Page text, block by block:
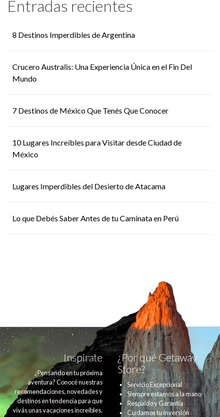
Entradas recientes
8 Destinos Imperdibles de Argentina
Crucero Australis: Una Experiencia Única en el Fin Del
Mundo
7 Destinos de México Que Tenés Que Conocer
10 Lugares Increíbles para Visitar desde Ciudad de
México
Lugares Imperdibles del Desierto de Atacama
Lo que Debés Saber Antes de tu Caminata en Perú
Inspirate
¿Pensando en tu próxima
aventura? Conocé nuestras
recomendaciones, novedades y
destinos en tendencia para que
vivás unas vacaciones increíbles.
¿Por qué Getaway
Store?
Servicio Excepcional
Siempre estamos a la mano
Respaldo y Garantía
Cuidamos tu Inversión